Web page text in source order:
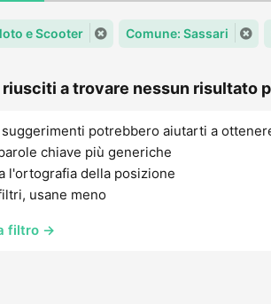
e Scooter Comune: Sassari
riusciti a trovare nessun risultato
potrebbero aiutarti a
chiave più generiche
l'ortografia della posizione
usane meno
filtro →